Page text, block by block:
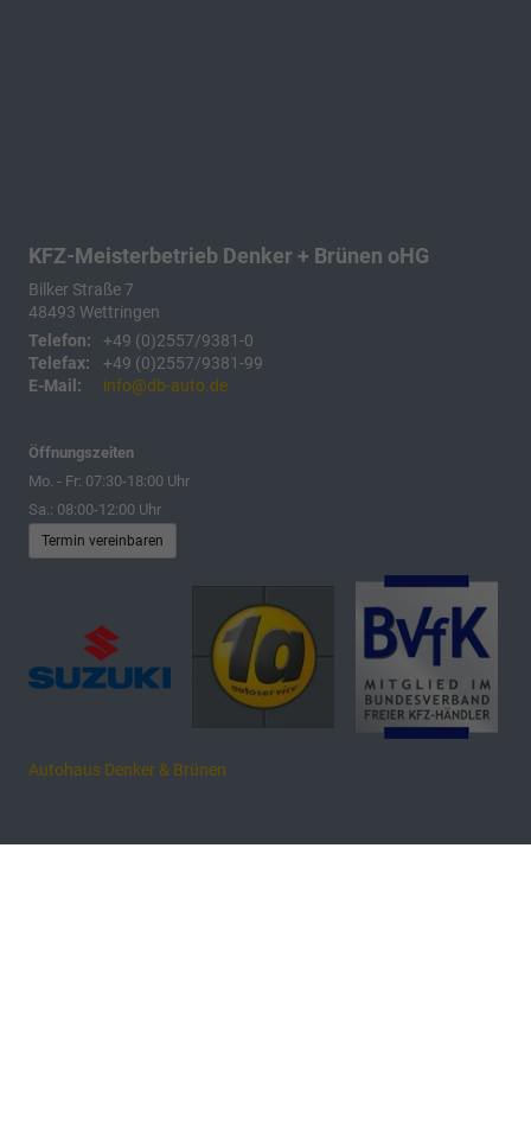
KFZ-Meisterbetrieb Denker + Brünen oHG
Bilker Straße 7
48493 Wettringen
Telefon:
+49 (0)2557/9381-0
Telefax:
+49 (0)2557/9381-99
E-Mail:
info@db-auto.de
Öffnungszeiten
Mo. - Fr: 07:30-18:00 Uhr
Sa.: 08:00-12:00 Uhr
Termin vereinbaren
Autohaus Denker & Brünen